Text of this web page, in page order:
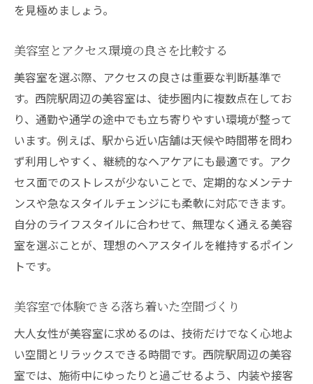
を見極めましょう。
美容室とアクセス環境の良さを比較する
美容室を選ぶ際、アクセスの良さは重要な判断基準で
す。西院駅周辺の美容室は、徒歩圏内に複数点在してお
り、通勤や通学の途中でも立ち寄りやすい環境が整って
います。例えば、駅から近い店舗は天候や時間帯を問わ
ず利用しやすく、継続的なヘアケアにも最適です。アク
セス面でのストレスが少ないことで、定期的なメンテナ
ンスや急なスタイルチェンジにも柔軟に対応できます。
自分のライフスタイルに合わせて、無理なく通える美容
室を選ぶことが、理想のヘアスタイルを維持するポイン
トです。
美容室で体験できる落ち着いた空間づくり
大人女性が美容室に求めるのは、技術だけでなく心地よ
い空間とリラックスできる時間です。西院駅周辺の美容
室では、施術中にゆったりと過ごせるよう、内装や接客